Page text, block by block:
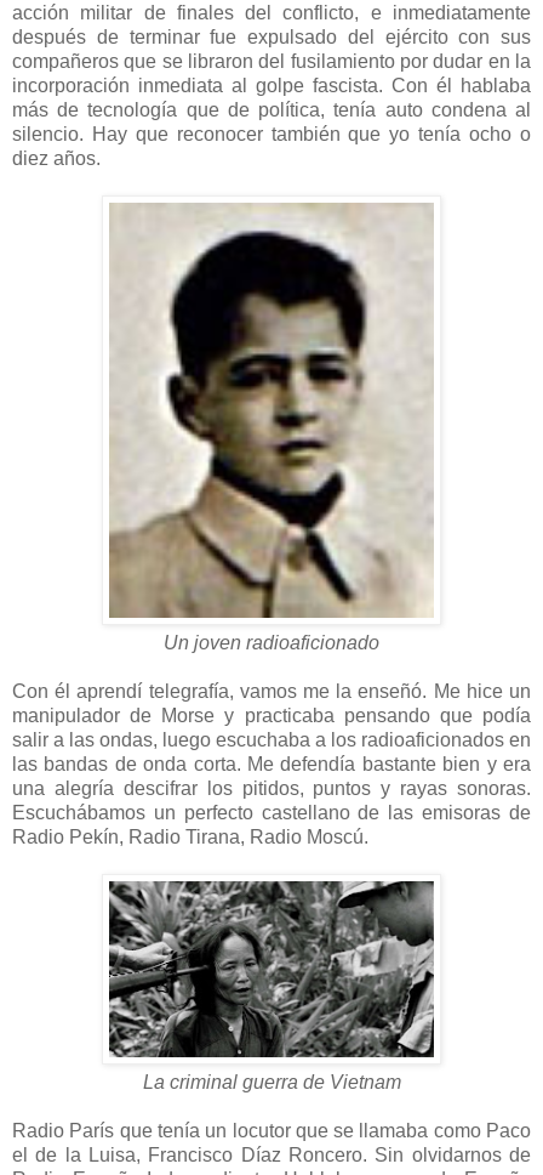
acción militar de finales del conflicto, e inmediatamente
después de terminar fue expulsado del ejército con sus
compañeros que se libraron del fusilamiento por dudar en la
incorporación inmediata al golpe fascista. Con él hablaba
más de tecnología que de política, tenía auto condena al
silencio. Hay que reconocer también que yo tenía ocho o
diez años.
Un joven radioaficionado
Con él aprendí telegrafía, vamos me la enseñó. Me hice un
manipulador de Morse y practicaba pensando que podía
salir a las ondas, luego escuchaba a los radioaficionados en
las bandas de onda corta. Me defendía bastante bien y era
una alegría descifrar los pitidos, puntos y rayas sonoras.
Escuchábamos un perfecto castellano de las emisoras de
Radio Pekín, Radio Tirana, Radio Moscú.
La criminal guerra de Vietnam
Radio París que tenía un locutor que se llamaba como Paco
el de la Luisa, Francisco Díaz Roncero. Sin olvidarnos de